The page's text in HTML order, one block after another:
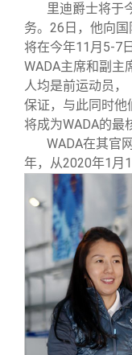
里迪爵士将于
务。26日，他向
将在今年11月5-7
WADA主席和副主
人均是前运动员，
保证，与此同时他
将成为WADA的最
WADA在其官
年，从2020年1月